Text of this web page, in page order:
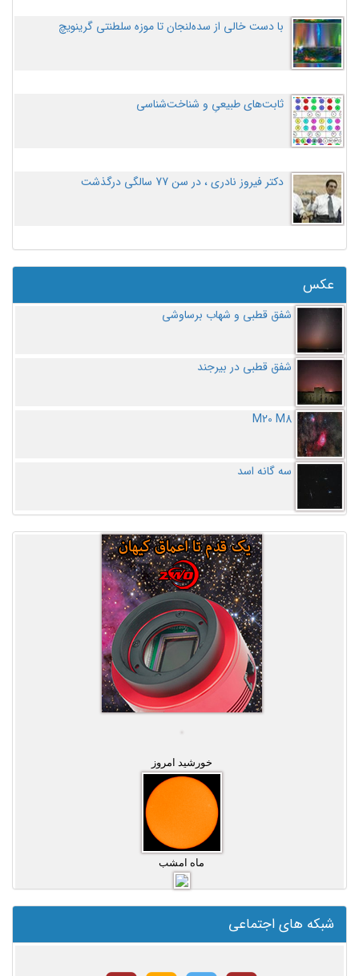
با دست خالی از سده‌لنجان تا موزه سلطنتی گرینویچ
ثابت‌های طبیعیِ و شناخت‌شناسی
دکتر فیروز نادری ، در سن 77 سالگی درگذشت
عکس
شفق قطبی و شهاب برساوشی
شفق قطبی در بیرجند
M20 M8
سه گانه اسد
خورشید امروز
ماه امشب
شبکه های اجتماعی